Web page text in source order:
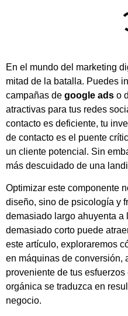
En el mundo del marketing
mitad de la batalla. Puedes
campañas de google ads o
atractivas para tus redes
contacto es deficiente, tu
de contacto es el puente
un cliente potencial. Sin
más descuidado de una
Optimizar este componente
diseño, sino de psicología y
demasiado largo ahuyenta a
demasiado corto puede
este artículo, exploraremos
en máquinas de conversión,
proveniente de tus esfuerzos
orgánica se traduzca en
negocio.